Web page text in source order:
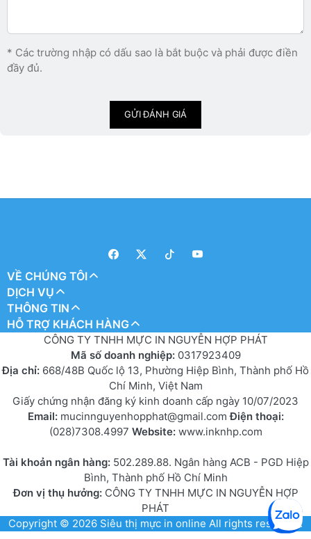
* Các trường nhập có dấu sao là bắt buộc và phải được điền
đầy đủ.
GỬI ĐÁNH GIÁ
VỀ CHÚNG TÔI
DỊCH VỤ
THÔNG TIN
HỖ TRỢ KHÁCH HÀNG
CÔNG TY TNHH MỰC IN NGUYỄN HỢP PHÁT
Mã số doanh nghiệp: 0317923409
Địa chỉ: 668/48B Quốc lộ 13, Phường Hiệp Bình, Thành phố Hồ
Chí Minh, Việt Nam
Giấy chứng nhận đăng ký kinh doanh cấp ngày 10/07/2023
Email: mucinnguyenhopphat@gmail.comĐiện thoại:
(028)7308.4997 Website: www.inknhp.com
Tài khoản ngân hàng: 502.289.88. Ngân hàng ACB - PGD Hiệp
Bình, Thành phố Hồ Chí Minh
Đơn vị thụ hưởng:CÔNG TY TNHH MỰC IN NGUYỄN HỢP
PHÁT
Copyright © 2026 Siêu thị mực in online All rights reserved.